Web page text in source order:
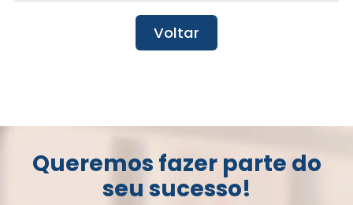
Voltar
Queremos fazer parte do
seu sucesso!